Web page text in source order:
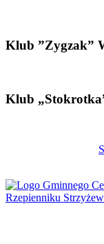
Klub ”Zygzak”
Klub